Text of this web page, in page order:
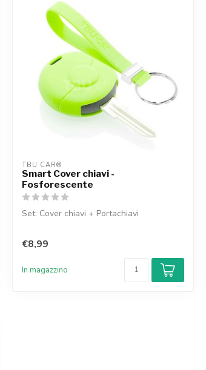
TBU CAR®
Smart Cover chiavi -
Fosforescente
Set: Cover chiavi + Portachiavi
€8,99
In magazzino